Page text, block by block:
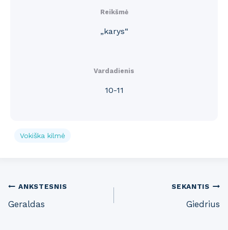
Reikšmė
„karys“
Vardadienis
10-11
Vokiška kilmė
Post
navigation
ANKSTESNIS
Geraldas
SEKANTIS
Giedrius